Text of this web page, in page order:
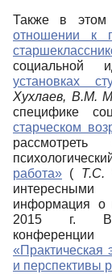
Также в этом
отношении к
социальной
установках
Хухлаев, В.М.
специфике
старческом
работа» ( Т.С.
интересными
информация
2015 г.
«Практическая
и перспективы